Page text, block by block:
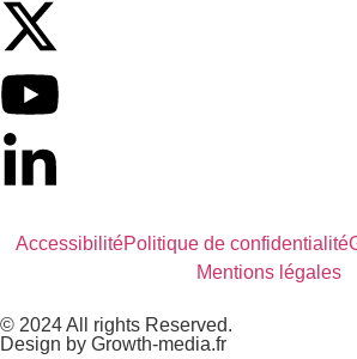
AccessibilitéPolitique de confidentialité
Mentions légales
© 2024 All rights Reserved.
Design by Growth-media.fr